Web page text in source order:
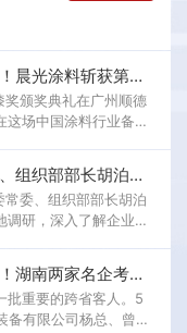
场格
荣耀蝉联，实力加冕！晨光涂料斩获第十七届金漆奖多项重磅荣誉！
颁奖典礼在广州顺德
这场中国涂料行业备受
新能力和过硬产品品
大奖：🏅第十七届金漆
金漆奖·杰出水性涂料
出防水涂料品牌🏅第十
品牌🏅第十七届金漆奖
常州市武进区委常委、组织部部长胡泊一行莅临晨光产业园调研指导！
委、组织部部长胡泊
调研，深入了解企业科
总经理薛亚波对胡部
，并全程热情接待与
泊部长一行在薛亚波总
强强对话，共谋新篇！湖南两家名企考察团莅临晨光产业园参观交流！
批重要的跨省客人。5
备有限公司杨总、曾